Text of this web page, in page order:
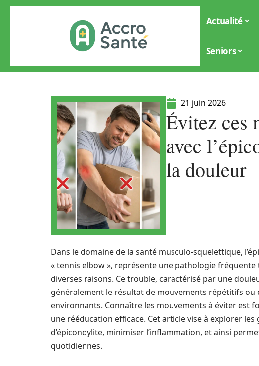
Actualité
Seniors
21 juin 2026
Évitez ces
avec
la douleur
Dans le domaine de la santé musculo-squelettique,
« tennis elbow », représente une pathologie
diverses raisons. Ce trouble, caractérisé par une
généralement le résultat de mouvements répétitifs ou
environnants. Connaître les mouvements à éviter est
une rééducation efficace. Cet article vise à explorer
d’épicondylite, minimiser l’inflammation, et ainsi
quotidiennes.